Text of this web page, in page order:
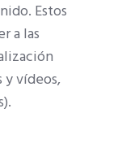
Estos
a las
vídeos,